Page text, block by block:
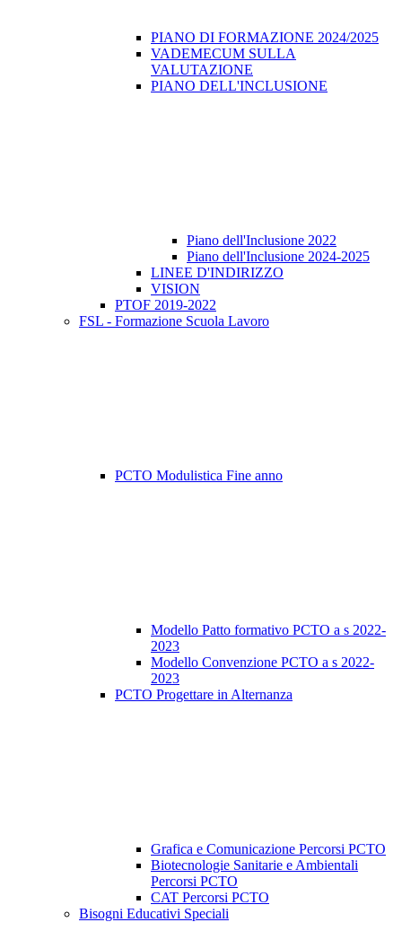
PIANO DI FORMAZIONE 2024/2025
VADEMECUM SULLA
VALUTAZIONE
PIANO DELL'INCLUSIONE
Piano dell'Inclusione 2022
Piano dell'Inclusione 2024-2025
LINEE D'INDIRIZZO
VISION
PTOF 2019-2022
FSL - Formazione Scuola Lavoro
PCTO Modulistica Fine anno
Modello Patto formativo PCTO a s 2022-
2023
Modello Convenzione PCTO a s 2022-
2023
PCTO Progettare in Alternanza
Grafica e Comunicazione Percorsi PCTO
Biotecnologie Sanitarie e Ambientali
Percorsi PCTO
CAT Percorsi PCTO
Bisogni Educativi Speciali